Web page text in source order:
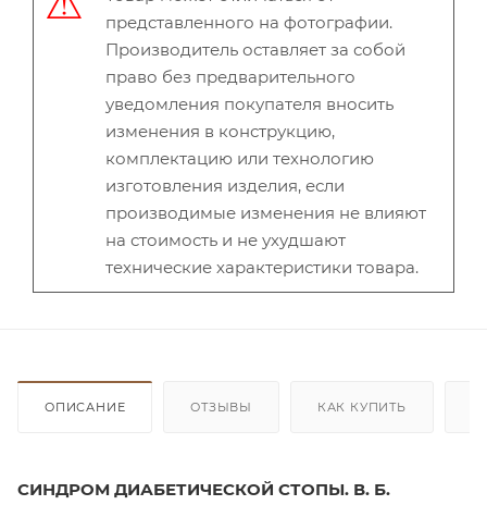
представленного на фотографии.
Производитель оставляет за собой
право без предварительного
уведомления покупателя вносить
изменения в конструкцию,
комплектацию или технологию
изготовления изделия, если
производимые изменения не влияют
на стоимость и не ухудшают
технические характеристики товара.
ОПИСАНИЕ ОТЗЫВЫ КАК КУПИТЬ
СИНДРОМ ДИАБЕТИЧЕСКОЙ СТОПЫ. В. Б.